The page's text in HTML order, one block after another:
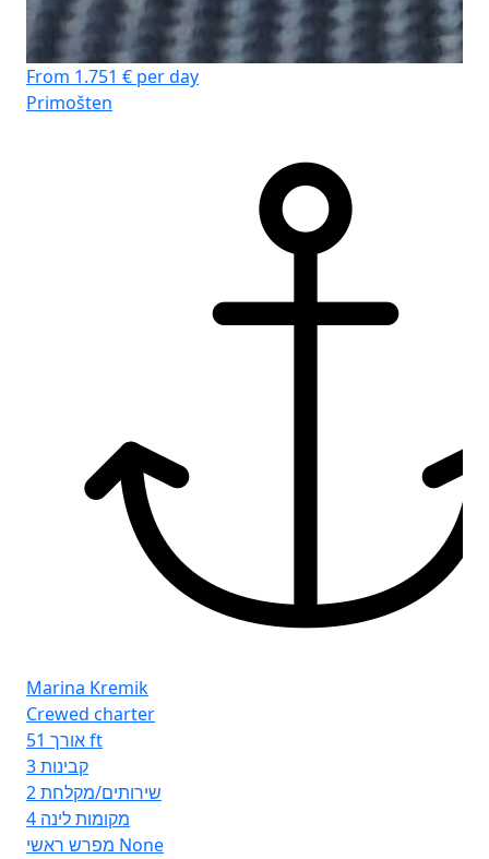
From 1.751 € per day
Primošten
Marina Kremik
Crewed charter
אורך51 ft
קבינות3
שירותים/מקלחת2
מקומות לינה 4
מפרש ראשי None